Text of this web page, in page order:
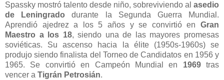
Spassky mostró talento desde niño, sobreviviendo al asedio
de Leningrado durante la Segunda Guerra Mundial.
Aprendió ajedrez a los 5 años y se convirtió en Gran
Maestro a los 18, siendo una de las mayores promesas
soviéticas. Suascenso hacia la élite (1950s-1960s) se
produjo siendo finalista del Torneo de Candidatos en 1956 y
1965. Se convirtió en Campeón Mundial en 1969tras
vencer a Tigrán Petrosián.